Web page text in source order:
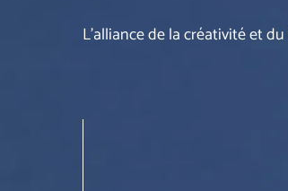
L'alliancedelacréativitéetdu